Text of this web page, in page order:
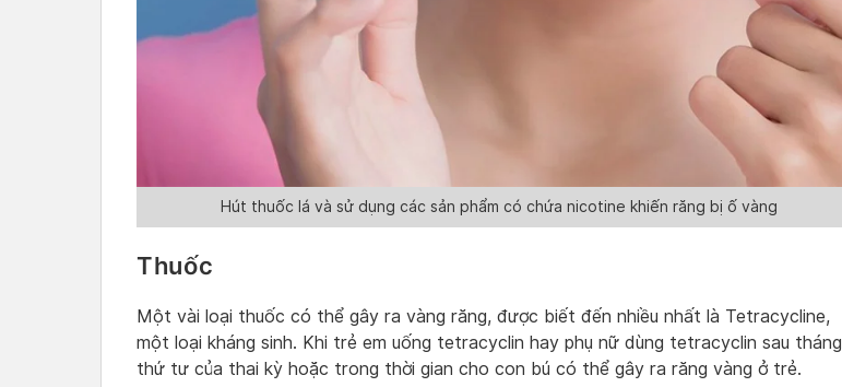
Hút thuốc lá và sử dụng các sản phẩm có chứa nicotine khiến răng bị ố vàng
Thuốc
Một vài loại thuốc có thể gây ra vàng răng, được biết đến nhiều nhất là Tetracycline,
một loại kháng sinh. Khi trẻ em uống tetracyclin hay phụ nữ dùng tetracyclin sau tháng
thứ tư của thai kỳ hoặc trong thời gian cho con bú có thể gây ra răng vàng ở trẻ.